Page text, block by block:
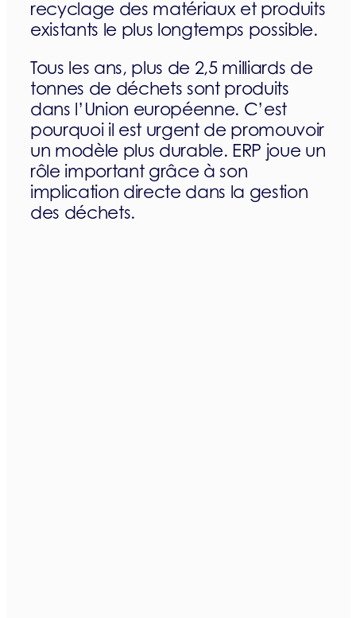
recyclage des matériaux et produits
existants le plus longtemps possible.
Tous les ans, plus de 2,5 milliards de
tonnes de déchets sont produits
dans l’Union européenne. C’est
pourquoi il est urgent de promouvoir
un modèle plus durable. ERP joue un
rôle important grâce à son
implication directe dans la gestion
des déchets.